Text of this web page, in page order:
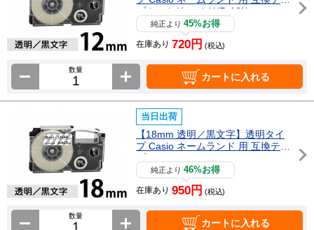
プカートリッジ / XR-12X
純正より45%お得
在庫あり 720円 (税込)
数量
カートに入れる
当日出荷
【18mm 透明／黒文字】透明タイ
プ Casio ネームランド 用 互換テー
プカートリッジ / XR-18X
純正より46%お得
在庫あり 950円 (税込)
数量
カートに入れる